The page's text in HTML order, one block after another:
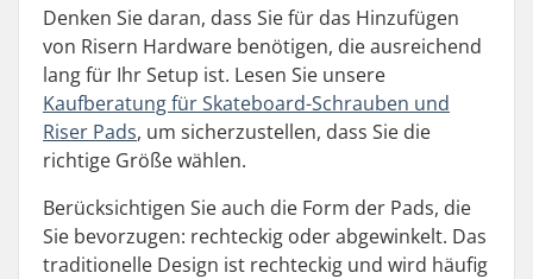
Denken Sie daran, dass Sie für das Hinzufügen
von Risern Hardware benötigen, die ausreichend
lang für Ihr Setup ist. Lesen Sie unsere
Kaufberatung für Skateboard-Schrauben und
Riser Pads, um sicherzustellen, dass Sie die
richtige Größe wählen.
Berücksichtigen Sie auch die Form der Pads, die
Sie bevorzugen: rechteckig oder abgewinkelt. Das
traditionelle Design ist rechteckig und wird häufig